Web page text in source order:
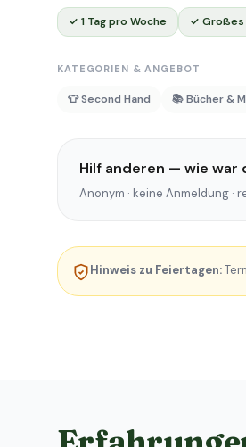
✓ 1 Tag pro Woche ✓ Großes
KATEGORIEN & ANGEBOT
👕 Second Hand 📚 Bücher &
Hilf anderen — wie war
Anonym · keine Anmeldung ·
Hinweis zu Feiertagen: